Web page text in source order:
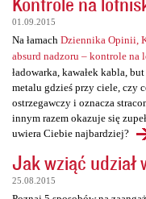
01.09.2015
Na łamach Dziennika Opinii,
absurd nadzoru – kontrole na
ładowarka, kawałek kabla,
metalu gdzieś przy ciele, czy
ostrzegawczy i oznacza
innym razem okazuje się
uwiera Ciebie najbardziej?
Jak wziąć udział
25.08.2015